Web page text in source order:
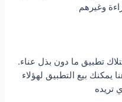
وغيرهم
.هناك بعض الأشخاص الراغبين في امتلاك تطبيق ما دون بذل عناء
يمكنك بيع التطبيق لهؤلاء
تريده